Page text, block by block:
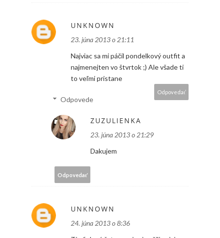
UNKNOWN
23. júna 2013 o 21:11
Najviac sa mi páčil pondelkový outfit a
najmenejten vo štvrtok ;) Ale všade ti
to veľmi pristane
Odpovedať
Odpovede
ZUZULIENKA
23. júna 2013 o 21:29
Dakujem
Odpovedať
UNKNOWN
24. júna 2013 o 8:36